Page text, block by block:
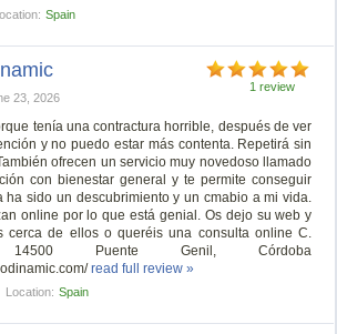
Spain
1 review
23, 2026
tenía una contractura horrible, después de ver
y no puedo estar más contenta. Repetirá sin
ofrecen un servicio muy novedoso llamado
con bienestar general y te permite conseguir
ha sido un descubrimiento y un cmabio a mi vida.
online por lo que está genial. Os dejo su web y
cerca de ellos o queréis una consulta online C.
Puente Genil, Córdoba
read full review »
Location: Spain